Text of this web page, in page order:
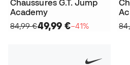
Chaussures G.T. Jump
Academy
84,99 €49,99 €−41%